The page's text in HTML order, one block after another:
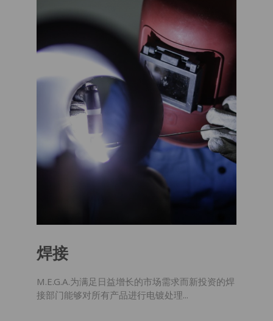
焊接
M.E.G.A.为满足日益增长的市场需求而新投资的焊
接部门能够对所有产品进行电镀处理...
下载产品图册
订阅我的独家优惠，了解促销活动和新闻(阅
读信息)